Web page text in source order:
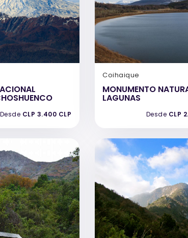
Desde CLP 3.400 CLP
Coihaique
MONUMENTO
LAGUNAS
Desde CLP